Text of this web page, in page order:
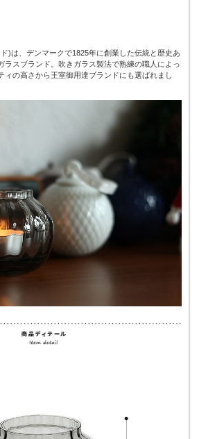
)は、デンマークで1825年に創業した伝統と歴史あ
ラスブランド。吹きガラス製法で熟練の職人によっ
ィの高さから王室御用達ブランドにも選ばれまし